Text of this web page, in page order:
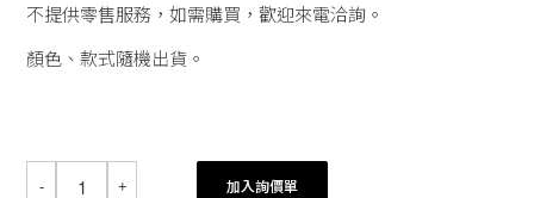
不提供零售服務，如需購買，歡迎來電洽詢。
顏色、款式隨機出貨。
加入詢價單